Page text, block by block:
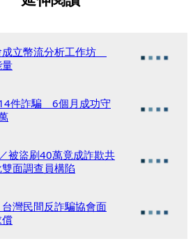
立幣流分析工作坊
件詐騙 6個月成功守
被盜刷40萬竟成詐欺共
面調查員構陷
灣民間反詐騙協會面